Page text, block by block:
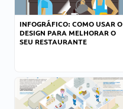
INFOGRÁFICO: COMO USAR O
DESIGN PARA MELHORAR O
SEU RESTAURANTE